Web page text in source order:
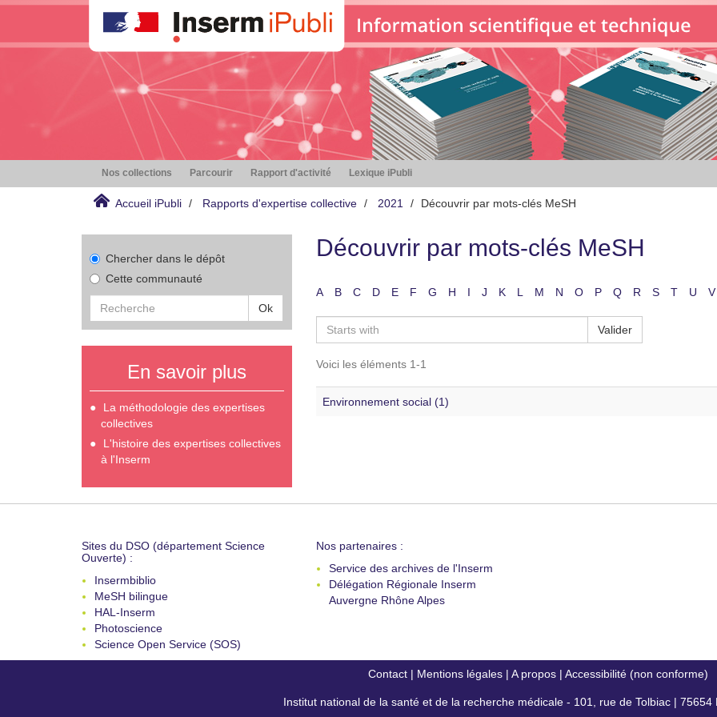
Nos collections Parcourir Rapport d'activité Lexique iPubli
Accueil iPubli Rapports d'expertise collective 2021 Découvrir par mots-clés MeSH
Chercher dans le dépôt
Cette communauté
Ok
En savoir plus
La méthodologie des expertises
collectives
L'histoire des expertises collectives
à l'Inserm
Découvrir par mots-clés MeSH
A B C D E F G H I J K L M N O P Q R S T U V
Valider
Voici les éléments 1-1
Environnement social (1)
Sites du DSO (département Science
Ouverte) :
Insermbiblio
MeSH bilingue
HAL-Inserm
Photoscience
Science Open Service (SOS)
Nos partenaires :
Service des archives de l'Inserm
Délégation Régionale Inserm
Auvergne Rhône Alpes
Contact| Mentions légales| A propos| Accessibilité (non conforme)
Institut national de la santé et de la recherche médicale - 101, rue de Tolbiac | 75654